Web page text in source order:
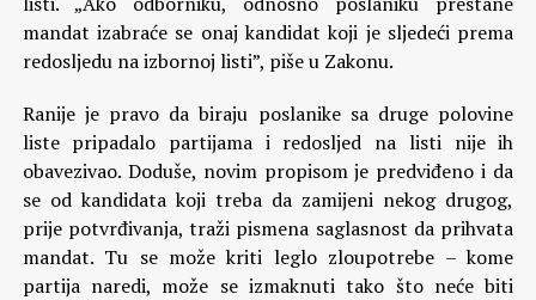
mandat izabraće se onaj kandidat koji je sljedeći prema
redosljedu na izbornoj listi”, piše u Zakonu.
Ranije je pravo da biraju poslanike sa druge polovine
liste pripadalo partijama i redosljed na listi nije ih
obavezivao. Doduše, novim propisom je predviđeno i da
se od kandidata koji treba da zamijeni nekog drugog,
prije potvrđivanja, traži pismena saglasnost da prihvata
mandat. Tu se može kriti leglo zloupotrebe – kome
partija naredi, može se izmaknuti tako što neće biti